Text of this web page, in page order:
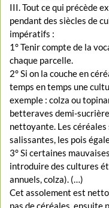
III. Tout ce qui précède
pendant des siècles de
impératifs :
1° Tenir compte de la
chaque parcelle.
2° Si on la couche en
temps en temps une
exemple : colza ou
betteraves demi-
nettoyante. Les
salissantes, les pois
3° Si certaines
introduire des cultures
annuels, colza). (…)
Cet assolement est
pas de céréales, ensuite